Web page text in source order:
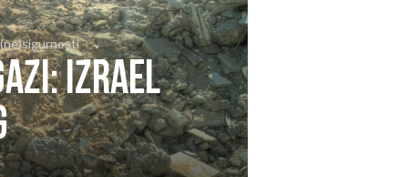
(ne)sigurnosti
Izrael